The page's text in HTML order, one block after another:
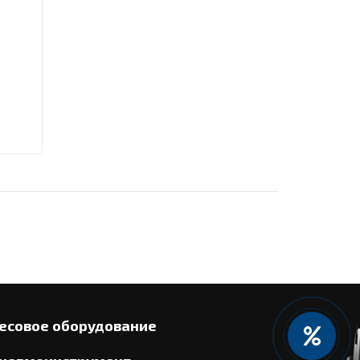
оборудование